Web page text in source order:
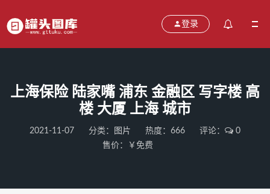
登录
上海保险 陆家嘴 浦东 金融区 写字楼 高
楼 大厦 上海 城市
2021-11-07 分类： 图片 热度：666 评论：
0
售价：￥免费